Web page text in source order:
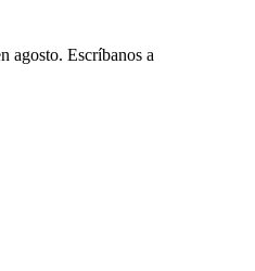
agosto. Escríbanos a